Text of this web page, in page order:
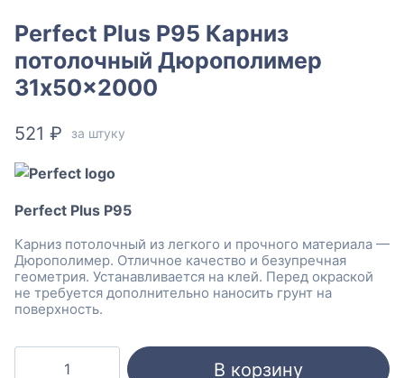
Perfect Plus P95 Карниз
потолочный Дюрополимер
31x50x2000
521 ₽ за штуку
Perfect Plus P95
Карниз потолочный из легкого и прочного материала —
Дюрополимер. Отличное качество и безупречная
геометрия. Устанавливается на клей. Перед окраской
не требуется дополнительно наносить грунт на
поверхность.
В корзину